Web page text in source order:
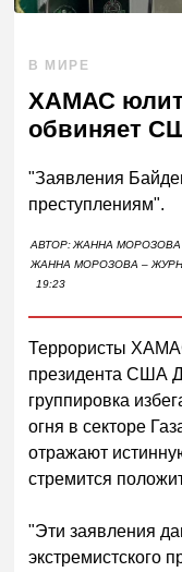
В МИРЕ
ХАМАС
обвиняет
"Заявления
преступлениям".
АВТОР:ЖАННА МОРОЗОВА
ЖАННА МОРОЗОВА –
19:23
Террористы
президента США
группировка
огня в секторе
отражают
стремится
"Эти заявления
экстремистского